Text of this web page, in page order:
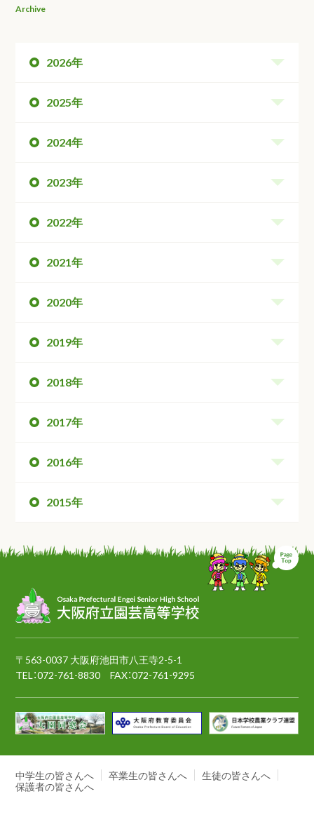
Archive
2026年
2025年
2024年
2023年
2022年
2021年
2020年
2019年
2018年
2017年
2016年
2015年
ペ
〒563-0037 大阪府池田市八王寺2-5-1
TEL：072-761-8830 FAX：072-761-9295
中学生の皆さんへ 卒業生の皆さんへ
生徒の皆さんへ
保護者の皆さんへ